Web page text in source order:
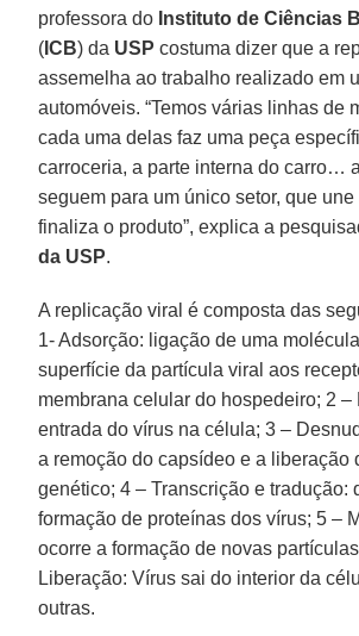
professora do Instituto de Ciências
( ICB) da USP costuma dizer que a
assemelha ao trabalho realizado em
automóveis. “Temos várias linhas de
cada uma delas faz uma peça
carroceria, a parte interna do carro…
seguem para um único setor, que
finaliza o produto”, explica a
da USP.
A replicação viral é composta das
1- Adsorção: ligação de uma
superfície da partícula viral aos
membrana celular do hospedeiro; 2 –
entrada do vírus na célula; 3 –
a remoção do capsídeo e a liberação
genético; 4 – Transcrição e tradução:
formação de proteínas dos vírus; 5 –
ocorre a formação de novas
Liberação: Vírus sai do interior da
outras.